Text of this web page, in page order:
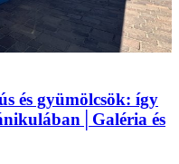
és gyümölcsök: így
és